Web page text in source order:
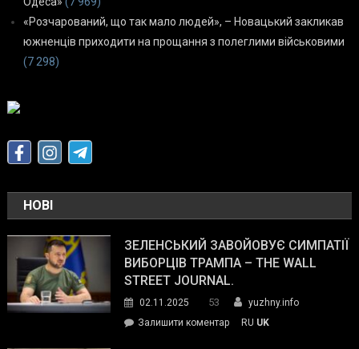
«Розчарований, що так мало людей», – Новацький закликав
южненців приходити на прощання з полеглими військовими
(7 298)
НОВІ
ЗЕЛЕНСЬКИЙ ЗАВОЙОВУЄ СИМПАТІЇ
ВИБОРЦІВ ТРАМПА – THE WALL
STREET JOURNAL.
02.11.2025 53
yuzhny.info
Залишити коментарon
RU UK